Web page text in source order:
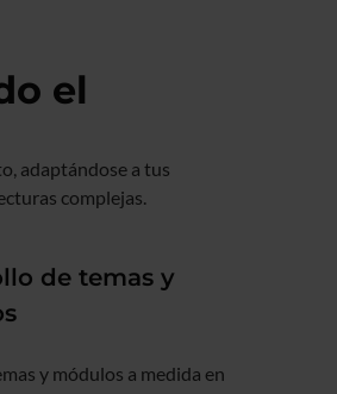
el
adaptándose a tus
complejas.
de temas y
y módulos a medida en